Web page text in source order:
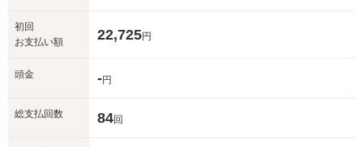
初回
お支払い額
22,725円
頭金 -円
総支払回数 84回